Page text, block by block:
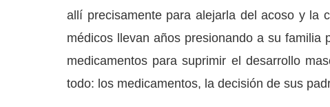
allí precisamente para alejarla del acoso y la
médicos llevan años presionando a su
medicamentos para suprimir el desarrollo
todo: los medicamentos, la decisión de sus